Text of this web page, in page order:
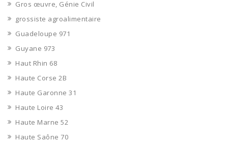
Gros œuvre, Génie Civil
grossiste agroalimentaire
Guadeloupe 971
Guyane 973
Haut Rhin 68
Haute Corse 2B
Haute Garonne 31
Haute Loire 43
Haute Marne 52
Haute Saône 70